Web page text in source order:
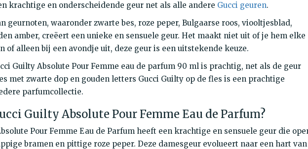
krachtige en onderscheidende geur net als alle andere Gucci geuren.
geurnoten, waaronder zwarte bes, roze peper, Bulgaarse roos, viooltjesblad,
amber, creëert een unieke en sensuele geur. Het maakt niet uit of je hem elke
of alleen bij een avondje uit, deze geur is een uitstekende keuze.
Guilty Absolute Pour Femme eau de parfum 90 ml is prachtig, net als de geur
met zwarte dop en gouden letters Gucci Guilty op de fles is een prachtige
parfumcollectie.
Guilty Absolute Pour Femme Eau de Parfum?
Pour Femme Eau de Parfum heeft een krachtige en sensuele geur die
bramen en pittige roze peper. Deze damesgeur evolueert naar een hart van